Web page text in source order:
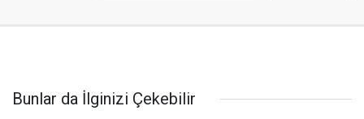
Bunlar da İlginizi Çekebilir